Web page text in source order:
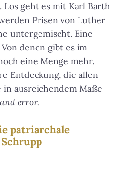
Los geht es mit Karl Barth
Prisen von Luther
untergemischt. Eine
denen gibt es im
eine Menge mehr.
Entdeckung, die allen
in ausreichendem Maße
error.
patriarchale